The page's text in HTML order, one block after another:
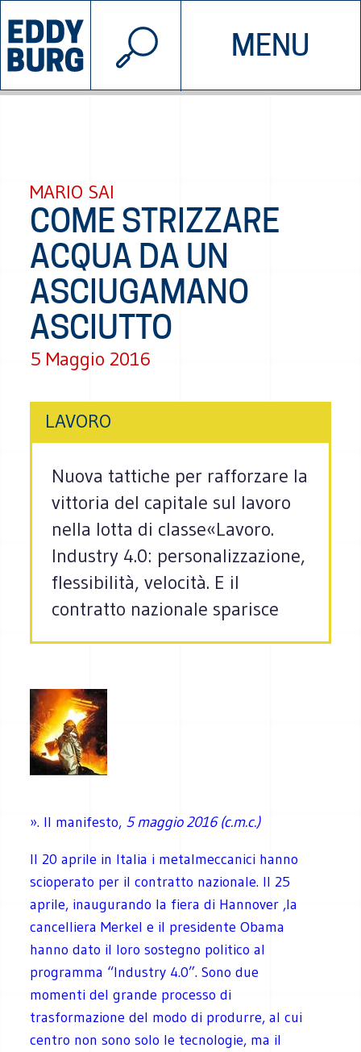
MENU
INIZIATIVE CHI SIAMO
© 2026 EDDYBURG
MARIO SAI
COME STRIZZARE
ACQUA DA UN
ASCIUGAMANO
ASCIUTTO
5 Maggio 2016
LAVORO
Nuova tattiche per rafforzare la
vittoria del capitale sul lavoro
nella lotta di classe«Lavoro.
Industry 4.0: personalizzazione,
flessibilità, velocità. E il
contratto nazionale sparisce
». Il manifesto, 5 maggio 2016 (c.m.c.)
Il 20 aprile in Italia i metalmeccanici hanno
scioperato per il contratto nazionale. Il 25
aprile, inaugurando la fiera di Hannover ,la
cancelliera Merkel e il presidente Obama
hanno dato il loro sostegno politico al
programma “Industry 4.0”. Sono due
momenti del grande processo di
trasformazione del modo di produrre, al cui
centro non sono solo le tecnologie, ma il